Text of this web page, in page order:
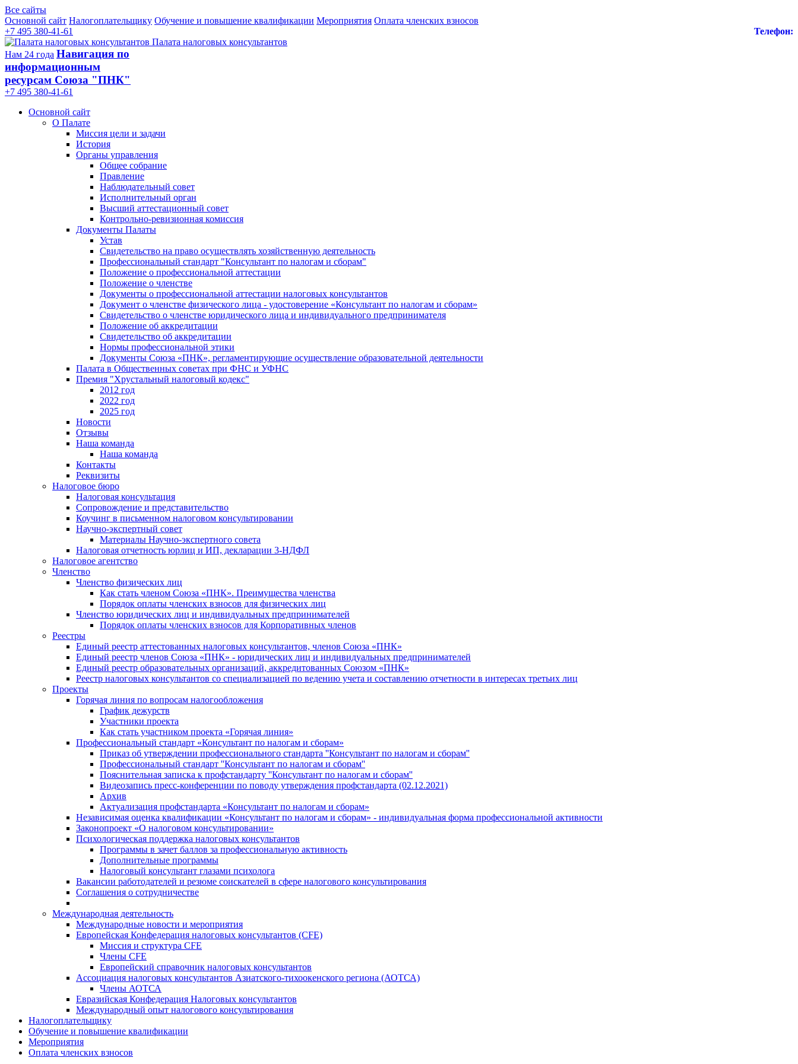
Все сайты
Основной сайт Налогоплательщику Обучение и повышение квалификации Мероприятия Оплата членских взносов
Телефон:
+7 495 380-41-61
Палата налоговых консультантов
Нам 24 года Навигация по
информационным
ресурсам Союза "ПНК"
+7 495 380‑41‑61
Основной сайт
О Палате
Миссия цели и задачи
История
Органы управления
Общее собрание
Правление
Наблюдательный совет
Исполнительный орган
Высший аттестационный совет
Контрольно-ревизионная комиссия
Документы Палаты
Устав
Свидетельство на право осуществлять хозяйственную деятельность
Профессиональный стандарт "Консультант по налогам и сборам"
Положение о профессиональной аттестации
Положение о членстве
Документы о профессиональной аттестации налоговых консультантов
Документ о членстве физического лица - удостоверение «Консультант по налогам и сборам»
Свидетельство о членстве юридического лица и индивидуального предпринимателя
Положение об аккредитации
Свидетельство об аккредитации
Нормы профессиональной этики
Документы Союза «ПНК», регламентирующие осуществление образовательной деятельности
Палата в Общественных советах при ФНС и УФНС
Премия "Хрустальный налоговый кодекс"
2012 год
2022 год
2025 год
Новости
Отзывы
Наша команда
Наша команда
Контакты
Реквизиты
Налоговое бюро
Налоговая консультация
Cопровождение и представительство
Коучинг в письменном налоговом консультировании
Научно-экспертный совет
Материалы Научно-экспертного совета
Налоговая отчетность юрлиц и ИП, декларации 3-НДФЛ
Налоговое агентство
Членство
Членство физических лиц
Как стать членом Союза «ПНК». Преимущества членства
Порядок оплаты членских взносов для физических лиц
Членство юридических лиц и индивидуальных предпринимателей
Порядок оплаты членских взносов для Корпоративных членов
Реестры
Единый реестр аттестованных налоговых консультантов, членов Союза «ПНК»
Единый реестр членов Союза «ПНК» - юридических лиц и индивидуальных предпринимателей
Единый реестр образовательных организаций, аккредитованных Союзом «ПНК»
Реестр налоговых консультантов со специализацией по ведению учета и составлению отчетности в интересах третьих лиц
Проекты
Горячая линия по вопросам налогообложения
График дежурств
Участники проекта
Как стать участником проекта «Горячая линия»
Профессиональный стандарт «Консультант по налогам и сборам»
Приказ об утверждении профессионального стандарта ''Консультант по налогам и сборам''
Профессиональный стандарт ''Консультант по налогам и сборам''
Пояснительная записка к профстандарту ''Консультант по налогам и сборам''
Видеозапись пресс-конференции по поводу утверждения профстандарта (02.12.2021)
Архив
Актуализация профстандарта «Консультант по налогам и сборам»
Независимая оценка квалификации «Консультант по налогам и сборам» - индивидуальная форма профессиональной активности
Законопроект «О налоговом консультировании»
Психологическая поддержка налоговых консультантов
Программы в зачет баллов за профессиональную активность
Дополнительные программы
Налоговый консультант глазами психолога
Вакансии работодателей и резюме соискателей в сфере налогового консультирования
Соглашения о сотрудничестве
Международная деятельность
Международные новости и мероприятия
Европейская Конфедерация налоговых консультантов (CFE)
Миссия и структура CFE
Члены CFE
Европейский справочник налоговых консультантов
Ассоциация налоговых консультантов Азиатского-тихоокенского региона (АОТСА)
Члены АОТСА
Евразийская Конфедерация Налоговых консультантов
Международный опыт налогового консультирования
Налогоплательщику
Обучение и повышение квалификации
Мероприятия
Оплата членских взносов